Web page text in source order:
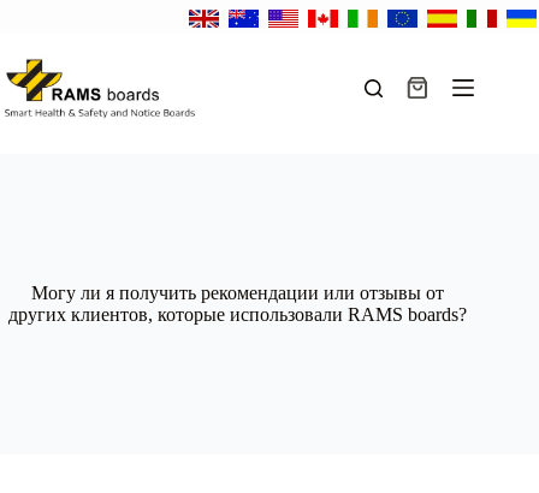
Корзина
Могу ли я получить рекомендации или отзывы от
других клиентов, которые использовали RAMS boards?